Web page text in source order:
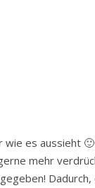
wie es aussieht
mehr